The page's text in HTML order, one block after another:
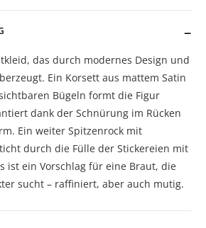
das durch modernes Design und
Ein Korsett aus mattem Satin
Bügeln formt die Figur
dank der Schnürung im Rücken
Ein weiter Spitzenrock mit
durch die Fülle der Stickereien mit
ist ein Vorschlag für eine Braut, die
sucht – raffiniert, aber auch mutig.